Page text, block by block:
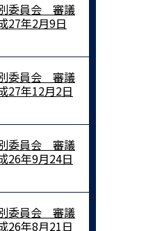
委員会 審議
27年2月9日
委員会 審議
27年12月2日
委員会 審議
26年9月24日
委員会 審議
26年8月21日